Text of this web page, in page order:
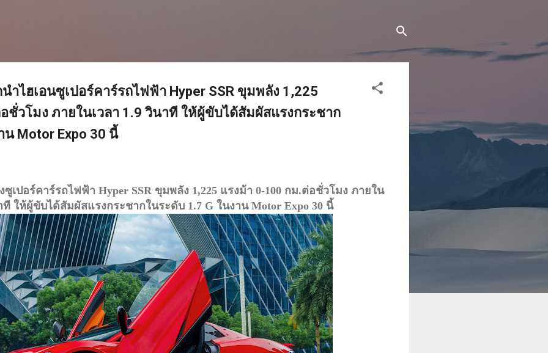
นำไฮเอนซูเปอร์คาร์รถไฟฟ้า Hyper SSR ขุมพลัง 1,225
ชั่วโมง ภายในเวลา 1.9 วินาที ให้ผู้ขับได้สัมผัสแรงกระชาก
น Motor Expo 30 นี้
เปอร์คาร์รถไฟฟ้า Hyper SSR ขุมพลัง 1,225 แรงม้า 0-100 กม.ต่อชั่วโมง ภายใน
ที ให้ผู้ขับได้สัมผัสแรงกระชากในระดับ 1.7 G ในงาน Motor Expo 30 นี้